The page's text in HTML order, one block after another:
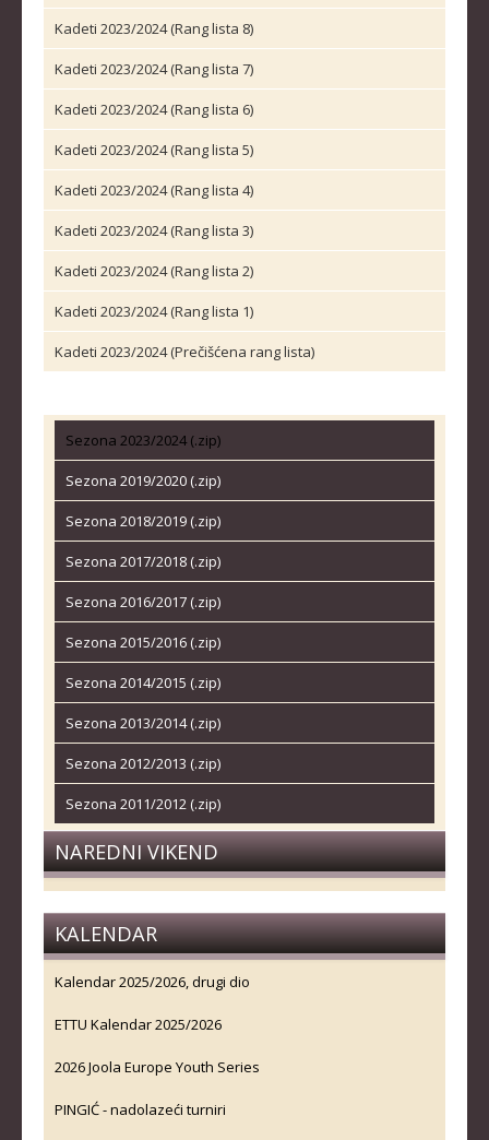
Kadeti 2023/2024 (Rang lista 8)
Kadeti 2023/2024 (Rang lista 7)
Kadeti 2023/2024 (Rang lista 6)
Kadeti 2023/2024 (Rang lista 5)
Kadeti 2023/2024 (Rang lista 4)
Kadeti 2023/2024 (Rang lista 3)
Kadeti 2023/2024 (Rang lista 2)
Kadeti 2023/2024 (Rang lista 1)
Kadeti 2023/2024 (Prečišćena rang lista)
Sezona 2023/2024 (.zip)
Sezona 2019/2020 (.zip)
Sezona 2018/2019 (.zip)
Sezona 2017/2018 (.zip)
Sezona 2016/2017 (.zip)
Sezona 2015/2016 (.zip)
Sezona 2014/2015 (.zip)
Sezona 2013/2014 (.zip)
Sezona 2012/2013 (.zip)
Sezona 2011/2012 (.zip)
NAREDNI VIKEND
KALENDAR
Kalendar 2025/2026, drugi dio
ETTU Kalendar 2025/2026
2026 Joola Europe Youth Series
PINGIĆ - nadolazeći turniri